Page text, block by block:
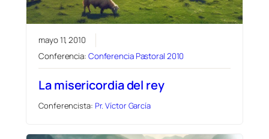
mayo 11, 2010
Conferencia: Conferencia Pastoral 2010
La misericordia del rey
Conferencista: Pr. Víctor García